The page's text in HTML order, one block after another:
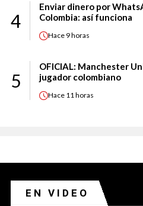
4
Enviar dinero por
Colombia: así funciona
Hace 9 horas
5
OFICIAL: Manchester
jugador colombiano
Hace 11 horas
EN VIDEO